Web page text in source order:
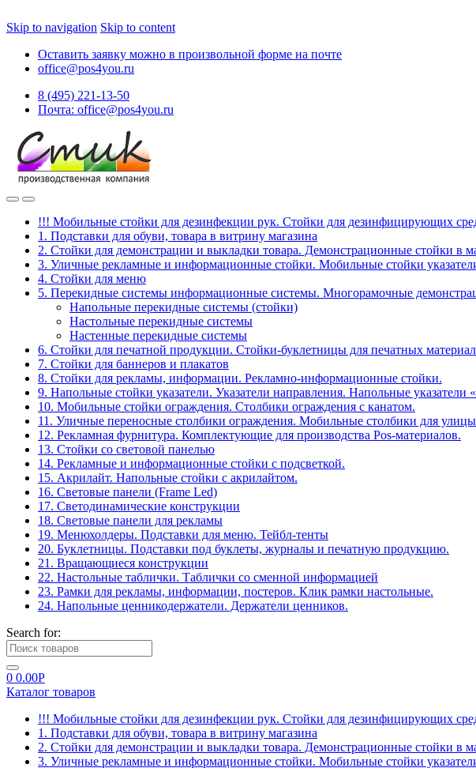
Skip to navigation Skip to content
Оставить заявку можно в произвольной форме на почте
office@pos4you.ru
8 (495) 221-13-50
Почта: office@pos4you.ru
!!! Мобильные стойки для дезинфекции рук. Стойки для дезинфицирующих
1. Подставки для обуви, товара в витрину магазина
2. Стойки для демонстрации и выкладки товара. Демонстрационные стойки в
3. Уличные рекламные и информационные стойки. Мобильные стойки
4. Стойки для меню
5. Перекидные системы информационные системы. Многорамочные
Напольные перекидные системы (стойки)
Настольные перекидные системы
Настенные перекидные системы
6. Стойки для печатной продукции. Стойки-буклетницы для печатных
7. Стойки для баннеров и плакатов
8. Стойки для рекламы, информации. Рекламно-информационные стойки.
9. Напольные стойки указатели. Указатели направления. Напольные указатели
10. Мобильные стойки ограждения. Столбики ограждения с канатом.
11. Уличные переносные столбики ограждения. Мобильные столбики для
12. Рекламная фурнитура. Комплектующие для производства Pos-материалов.
13. Стойки со световой панелью
14. Рекламные и информационные стойки с подсветкой.
15. Акрилайт. Напольные стойки с акрилайтом.
16. Световые панели (Frame Led)
17. Светодинамические конструкции
18. Световые панели для рекламы
19. Менюхолдеры. Подставки для меню. Тейбл-тенты
20. Буклетницы. Подставки под буклеты, журналы и печатную продукцию.
21. Вращающиеся конструкции
22. Настольные таблички. Таблички со сменной информацией
23. Рамки для рекламы, информации, постеров. Клик рамки настольные.
24. Напольные ценникодержатели. Держатели ценников.
Search for:
0 0.00Р
Каталог товаров
!!! Мобильные стойки для дезинфекции рук. Стойки для дезинфицирующих
1. Подставки для обуви, товара в витрину магазина
2. Стойки для демонстрации и выкладки товара. Демонстрационные стойки в
3. Уличные рекламные и информационные стойки. Мобильные стойки